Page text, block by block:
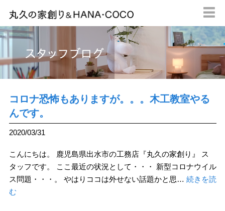

コロナ恐怖もありますが。。。木工教室やる
んです。
2020/03/31
こんにちは。 鹿児島県出水市の工務店『丸久の家創り』 ス
タッフです。 ここ最近の状況として・・・ 新型コロナウイル
ス問題・・・。 やはりココは外せない話題かと思… 続きを読
む